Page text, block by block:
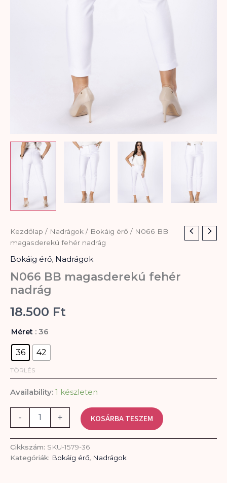
Kezdőlap / Nadrágok / Bokáig érő / N066 BB
magasderekú fehér nadrág
Bokáig érő, Nadrágok
N066 BB magasderekú fehér
nadrág
18.500 Ft
Méret : 36
36 42
TÖRLÉS
Availability: 1 készleten
-
N066
BB
fehér
nadrág
mennyiség
+ KOSÁRBA TESZEM
Cikkszám: SKU-1579-36
Kategóriák: Bokáig érő, Nadrágok